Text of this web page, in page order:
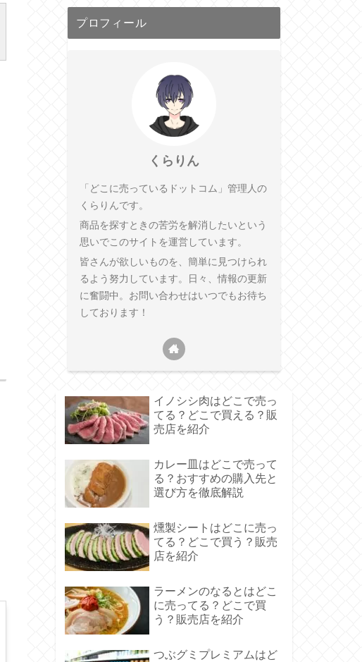
プロフィール
くらりん
「どこに売っているドットコム」管理人の
くらりんです。
商品を探すときの苦労を解消したいという
思いでこのサイトを運営しています。
皆さんが欲しいものを、簡単に見つけられ
るよう努力しています。日々、情報の更新
に奮闘中。お問い合わせはいつでもお待ち
しております！
イノシシ肉はどこで売っ
てる？どこで買える？販
売店を紹介
カレー皿はどこで売って
る？おすすめの購入先と
選び方を徹底解説
燻製シートはどこに売っ
てる？どこで買う？販売
店を紹介
ラーメンのなるとはどこ
に売ってる？どこで買
う？販売店を紹介
つぶグミプレミアムはど